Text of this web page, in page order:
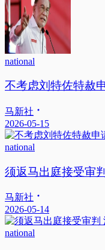
national
不考虑刘特佐特赦
马新社
2026-05-15
national
须返马出庭接受审
马新社
2026-05-14
national